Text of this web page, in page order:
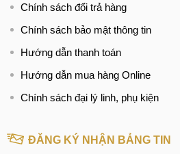
Chính sách đổi trả hàng
Chính sách bảo mật thông tin
Hướng dẫn thanh toán
Hướng dẫn mua hàng Online
Chính sách đại lý linh, phụ kiện
ĐĂNG KÝ NHẬN BẢNG TIN